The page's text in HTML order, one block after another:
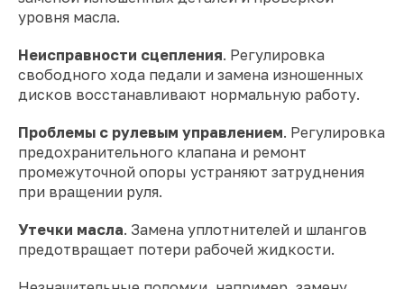
уровня масла.
Неисправности сцепления. Регулировка
свободного хода педали и замена изношенных
дисков восстанавливают нормальную работу.
Проблемы с рулевым управлением. Регулировка
предохранительного клапана и ремонт
промежуточной опоры устраняют затруднения
при вращении руля.
Утечки масла. Замена уплотнителей и шлангов
предотвращает потери рабочей жидкости.